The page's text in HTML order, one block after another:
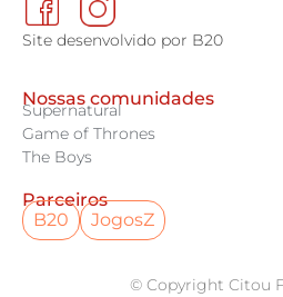
Site desenvolvido por B20
Nossas comunidades
Supernatural
Game of Thrones
The Boys
Parceiros
B20
JogosZ
© Copyright Citou